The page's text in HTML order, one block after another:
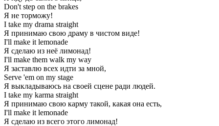
Don't step on the brakes
Я не торможу!
I take my drama straight
Я принимаю свою драму в чистом виде!
I'll make it lemonade
Я сделаю из неё лимонад!
I'll make them walk my way
Я заставлю всех идти за мной,
Serve 'em on my stage
Я выкладываюсь на своей сцене ради людей.
I take my karma straight
Я принимаю свою карму такой, какая она есть,
I'll make it lemonade
Я сделаю из всего этого лимонад!